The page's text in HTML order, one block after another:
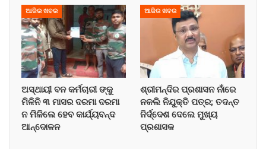
ଆଜିର ଖବର
ଅସ୍ଥାୟୀ ବନ କର୍ମଚାରୀ ଙ୍କୁ
ମିଳିନି ୩ ମାସର ଦରମା ଦରମା
ନ ମିଳିଲେ ହେବ କାର୍ଯ୍ୟବନ୍ଦ
ଆନ୍ଦୋଳନ
ଆଜିର ଖବର
ଶ୍ରୀମନ୍ଦିର ପ୍ରଶାସନ ନାଁରେ
ନକଲି ନିଯୁକ୍ତି ପତ୍ର; ତଦନ୍ତ
ନିର୍ଦ୍ଦେଶ ଦେଲେ ମୁଖ୍ୟ
ପ୍ରଶାସକ